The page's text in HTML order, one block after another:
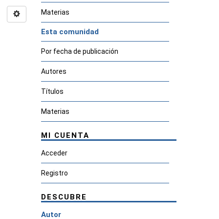
Materias
Esta comunidad
Por fecha de publicación
Autores
Títulos
Materias
MI CUENTA
Acceder
Registro
DESCUBRE
Autor